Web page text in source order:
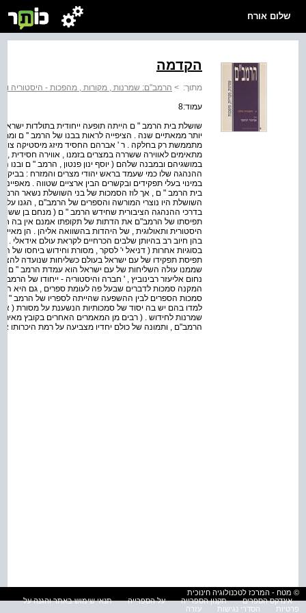
שלום אורח
הקדמה
מתוך: > הרמב"ם: שמרנות , מקורות , מהפכות - היסטוריה
עמוד:8
שושלת בית הרמב " ם הייתה תופעה ייחודית בתולדות
יותר ממאתיים שנה . הציפייה לראות בבנו של הרמב '' ם
מתממשת רק בחלקה . ר ' אברהם החסיד מיזג מיסטיקה
מתאימים לאווירה ששררה במצרים בזמנו , אווירה חסידית ,
במושגיהם ובמבנה שלהם ( יוסף ינון פנטון , הרמב " ם
ההנהגה שלו כמי שעמד בראש יהודי מצרים והמזרח :
במינוי בעלי תפקידים ובקשרים הבין ארציים שטווה .
בית הרמב " ם , אך לוז הסמכות של בני השושלת נשאר הרמב "
השושלת היו נוצרי המורשה והספרים של הרמב"ם , הגנו על
בדרכי ההנהגה הציבורית שחידש הרמב " ם ( מנחם בן
תפיסתו של הרמב"ם את הדתות של תקופתו אמנם אין בה
היסטורית ותאולוגית , של היהדות בהשוואה אליהן . הן
בהן חיוב רב בהיותן שלבים הכרחיים לקראת עולם אידאלי .
בסוגיות אחרות ( דניאל י' לסקר , מסורת וחידוש ביחסו של
תפיסת תפקידו של עם ישראל בעולם כשליחות שנועדה
שממנו עולה השליחות של עם ישראל הוא עמדת הרמב " ם
נחום אליעזר רבינוביץ , ' חברה והיסטוריה - ייחודו של
המקנה סמכות לדברים שבעל פה לעומת ספרים , גם היא
סמכות הספרים לבין ההשפעה שהייתה לספריו של הרמב "
למדו בהם יש בה יסוד של סמכותיות הנשענת על מסורת (
שמרנות לחידוש . ( רבים מן המאמרים האחרים בקובץ
הרמב"ם , ותמונה של כולם יחדיו מצביעה על רמת היכרותו
© מטח - המרכז לטכנולוגיה חינוכית
אינדקס הספרים
תקנון הספרייה על הספרייה
תנאי שימוש באתר והגנה על
פרטיות
הסדרי נגישות עזרה